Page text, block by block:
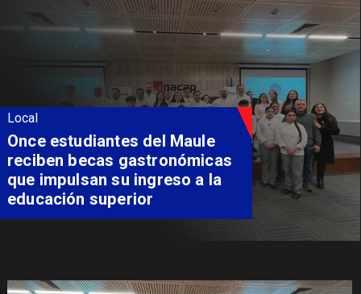
Local
Once estudiantes del Maule
reciben becas gastronómicas
que impulsan su ingreso a la
educación superior